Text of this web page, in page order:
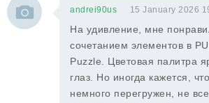
andrei90us 15 January 2026
На удивление, мне
сочетанием элементов в
Puzzle. Цветовая палитра
глаз. Но иногда кажется,
немного перегружен, не